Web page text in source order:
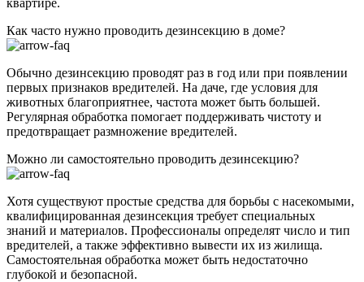
Как часто нужно проводить дезинсекцию в доме?
Обычно дезинсекцию проводят раз в год или при появлении
первых признаков вредителей. На даче, где условия для
животных благоприятнее, частота может быть большей.
Регулярная обработка помогает поддерживать чистоту и
предотвращает размножение вредителей.
Можно ли самостоятельно проводить дезинсекцию?
Хотя существуют простые средства для борьбы с насекомыми,
квалифицированная дезинсекция требует специальных
знаний и материалов. Профессионалы определят число и тип
вредителей, а также эффективно вывести их из жилища.
Самостоятельная обработка может быть недостаточно
глубокой и безопасной.